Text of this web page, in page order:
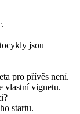
jsou
pro přívěs není.
vlastní vignetu.
startu.